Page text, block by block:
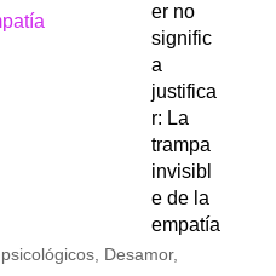
er no
signific
a
justifica
r: La
trampa
invisibl
e de la
empatía
, Desamor,